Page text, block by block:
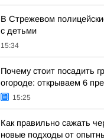
В Стрежевом
с детьми
15:34
Почему стоит посадить
огороде: открываем 6
15:25
Как правильно сажать
новые подходы от